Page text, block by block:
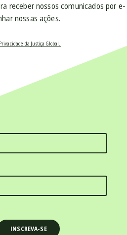
receber nossos comunicados por e-
nossas ações.
da Justiça Global.